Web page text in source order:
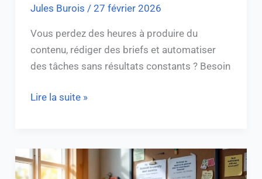
Jules Burois / 27 février 2026
Vous perdez des heures à produire du
contenu, rédiger des briefs et automatiser
des tâches sans résultats constants ? Besoin
Lire la suite »
Activez
facilement